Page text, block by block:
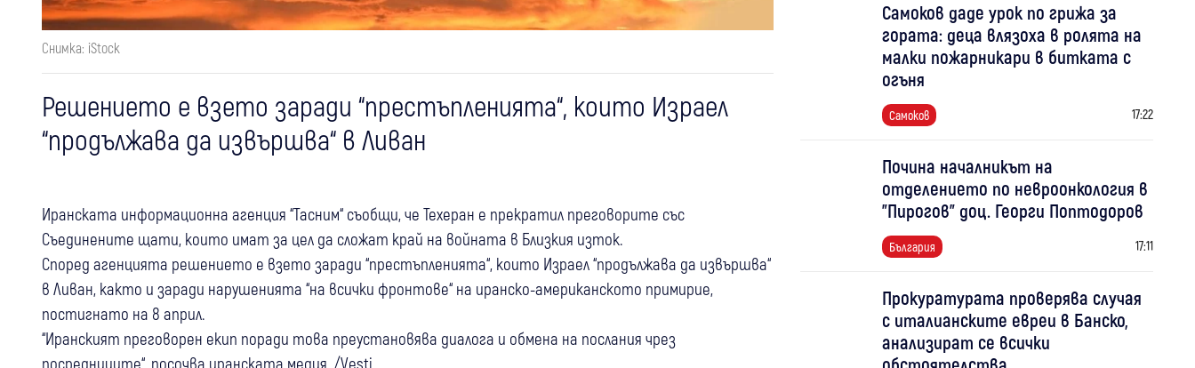
Снимка: iStock
Решението е взето заради “престъпленията“, които Израел
“продължава да извършва“ в Ливан
Иранската информационна агенция “Тасним“ съобщи, че Техеран е прекратил преговорите със
Съединените щати, които имат за цел да сложат край на войната в Близкия изток.
Според агенцията решението е взето заради “престъпленията“, които Израел “продължава да извършва“
в Ливан, както и заради нарушенията “на всички фронтове“ на иранско-американското примирие,
постигнато на 8 април.
“Иранският преговорен екип поради това преустановява диалога и обмена на послания чрез
посредниците“, посочва иранската медия. /Vesti
Самоков даде урок по грижа за
гората: деца влязоха в ролята на
малки пожарникари в битката с
огъня
Самоков 17:22
Почина началникът на
отделението по невроонкология в
"Пирогов" доц. Георги Поптодоров
България 17:11
Прокуратурата проверява случая
с италианските евреи в Банско,
анализират се всички